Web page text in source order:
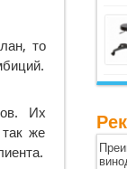
то
Их
же